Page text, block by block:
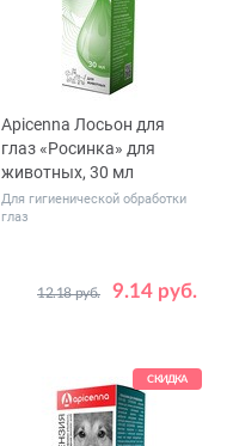
Apicenna Лосьон для
глаз «Росинка» для
животных, 30 мл
Для гигиенической обработки
глаз
9.14 руб.
12.18 руб.
СКИДКА